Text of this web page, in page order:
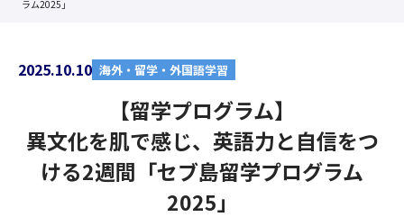
ラム2025」
2025.10.10 海外・留学・外国語学習
【留学プログラム】
異文化を肌で感じ、英語力と自信をつ
ける2週間「セブ島留学プログラム
2025」